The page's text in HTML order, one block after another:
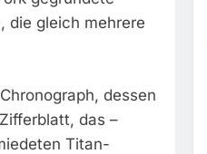
die gleich mehrere
dessen
das –
Titan-